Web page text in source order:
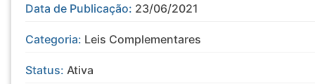
Data de Publicação: 23/06/2021
Categoria: Leis Complementares
Status: Ativa